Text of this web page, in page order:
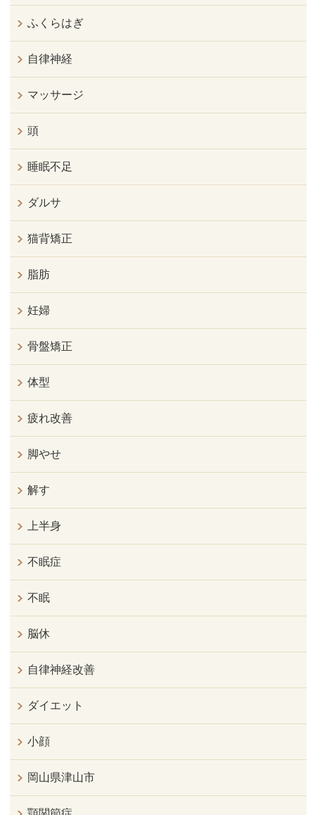
ふくらはぎ
自律神経
マッサージ
頭
睡眠不足
ダルサ
猫背矯正
脂肪
妊婦
骨盤矯正
体型
疲れ改善
脚やせ
解す
上半身
不眠症
不眠
脳休
自律神経改善
ダイエット
小顔
岡山県津山市